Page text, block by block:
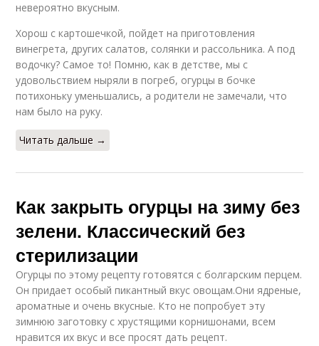
невероятно вкусным.
Хорош с картошечкой, пойдет на приготовления
винегрета, других салатов, солянки и рассольника. А под
водочку? Самое то! Помню, как в детстве, мы с
удовольствием ныряли в погреб, огурцы в бочке
потихоньку уменьшались, а родители не замечали, что
нам было на руку.
Читать дальше →
Как закрыть огурцы на зиму без
зелени. Классический без
стерилизации
Огурцы по этому рецепту готовятся с болгарским перцем.
Он придает особый пикантный вкус овощам.Они ядреные,
ароматные и очень вкусные. Кто не попробует эту
зимнюю заготовку с хрустящими корнишонами, всем
нравится их вкус и все просят дать рецепт.